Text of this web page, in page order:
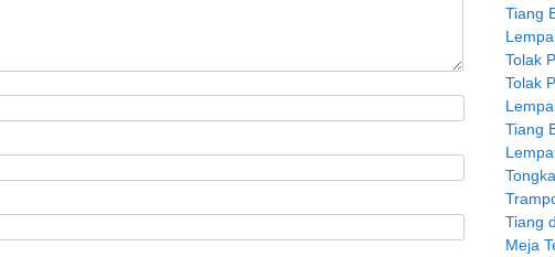
Tiang
Tolak
Tolak
Tiang
Tiang
Meja